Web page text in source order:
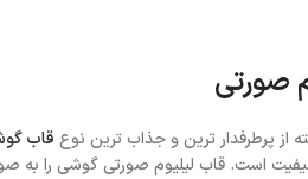
صورتی
از پرطرفدار ترین و جذاب ترین نوع قاب
کیفیت است. قاب لیلیوم صورتی گوشی را